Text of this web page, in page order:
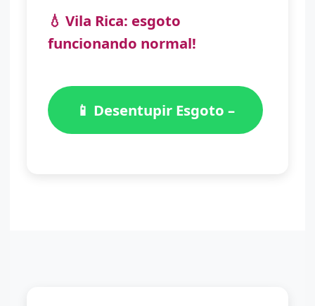
💧 Vila Rica: esgoto
funcionando normal!
📱 Desentupir Esgoto –